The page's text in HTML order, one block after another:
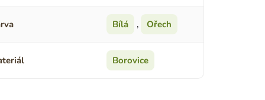
Bílá , Ořech
Borovice